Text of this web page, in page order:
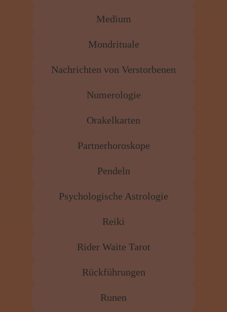
Medium
Mondrituale
Nachrichten von Verstorbenen
Numerologie
Orakelkarten
Partnerhoroskope
Pendeln
Psychologische Astrologie
Reiki
Rider Waite Tarot
Rückführungen
Runen